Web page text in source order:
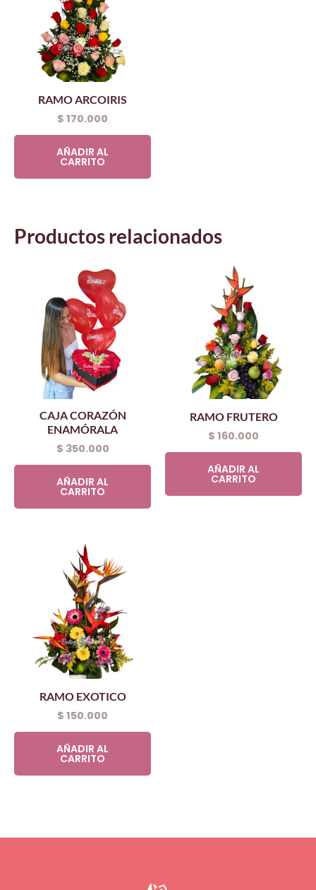
RAMO ARCOIRIS
$ 170.000
AÑADIR AL
CARRITO
Productos relacionados
CAJA CORAZÓN
ENAMÓRALA
$ 350.000
AÑADIR AL
CARRITO
RAMO FRUTERO
$ 160.000
AÑADIR AL
CARRITO
RAMO EXOTICO
$ 150.000
AÑADIR AL
CARRITO